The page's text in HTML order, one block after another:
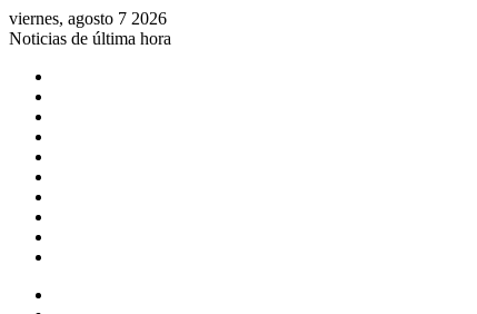
viernes, agosto 7 2026
Noticias de última hora